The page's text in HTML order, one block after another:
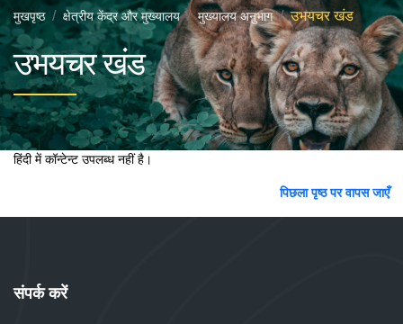
मुखपृष्ठ क्षेत्रीय केंद्र और मुख्यालय मुख्यालय अनुभाग उभयचर खंड
उभयचर खंड
हिंदी में कॉन्टेन्ट उपलब्ध नहीं है।
पिछला पृष्ठ पर वापस जाएँ
संपर्क करें